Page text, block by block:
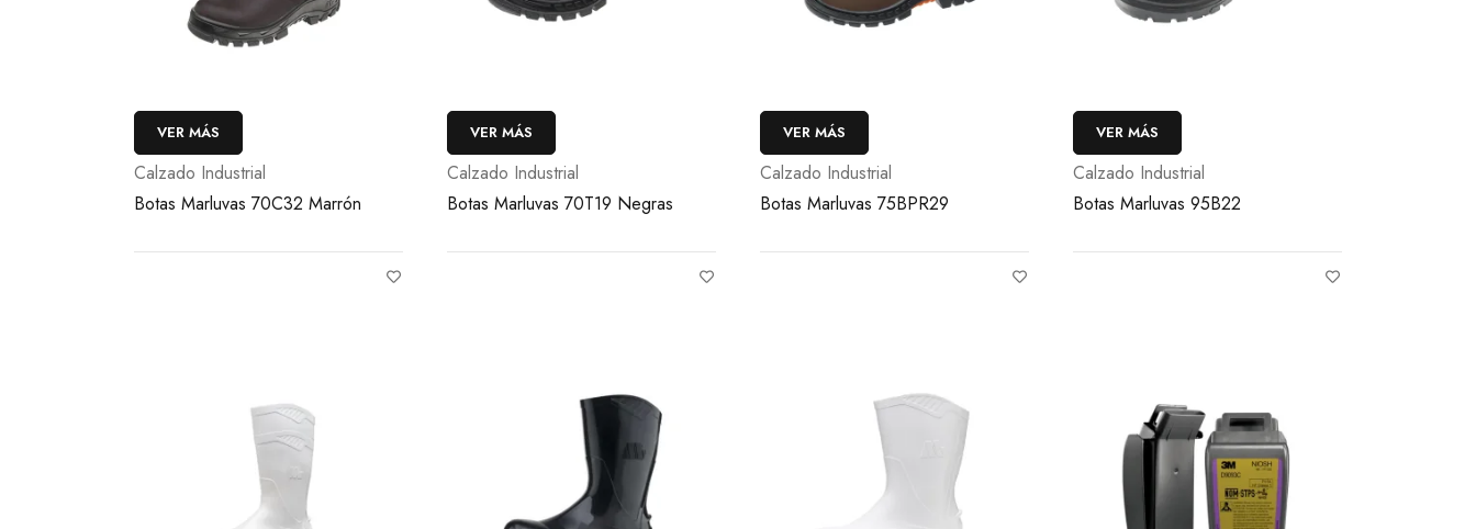
VER MÁS
Calzado Industrial
Botas Marluvas 70C32 Marrón
VER MÁS
Calzado Industrial
Botas Marluvas 70T19 Negras
VER MÁS
Calzado Industrial
Botas Marluvas 75BPR29
VER MÁS
Calzado Industrial
Botas Marluvas 95B22